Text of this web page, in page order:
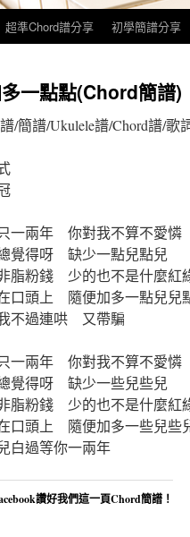
超準Chord譜分享 初學簡譜分享
一點點(Chord簡譜)
/簡譜/Ukulele譜/Chord譜/歌
一兩年 你對我不算不愛憐
覺得呀 缺少一點兒點兒
脂粉錢 少的也不是什麼紅
口頭上 隨便加多一點兒兒
不過連哄 又帶騙
一兩年 你對我不算不愛憐
覺得呀 缺少一些兒些兒
脂粉錢 少的也不是什麼紅
口頭上 隨便加多一些兒些
白過等你一兩年
讚好我們這一頁Chord簡譜！